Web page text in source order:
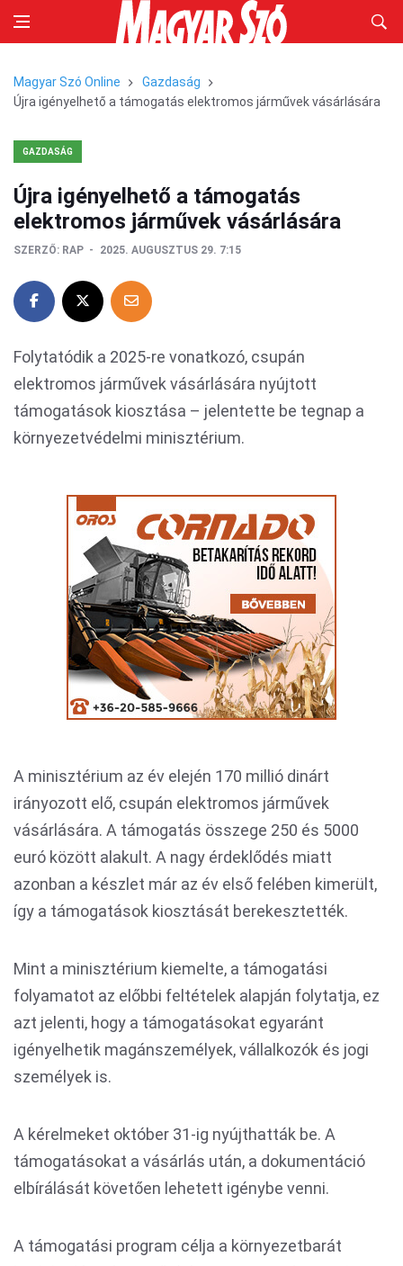
Magyar Szó Online
Gazdaság
Újra igényelhető a támogatás elektromos járművek vásárlására
GAZDASÁG
Újra igényelhető a támogatás
elektromos járművek vásárlására
SZERZŐ: RAP 2025. AUGUSZTUS 29. 7:15
Folytatódik a 2025-re vonatkozó, csupán
elektromos járművek vásárlására nyújtott
támogatások kiosztása – jelentette be tegnap a
környezetvédelmi minisztérium.
A minisztérium az év elején 170 millió dinárt
irányozott elő, csupán elektromos járművek
vásárlására. A támogatás összege 250 és 5000
euró között alakult. A nagy érdeklődés miatt
azonban a készlet már az év első felében kimerült,
így a támogatások kiosztását berekesztették.
Mint a minisztérium kiemelte, a támogatási
folyamatot az előbbi feltételek alapján folytatja, ez
azt jelenti, hogy a támogatásokat egyaránt
igényelhetik magánszemélyek, vállalkozók és jogi
személyek is.
A kérelmeket október 31-ig nyújthatták be. A
támogatásokat a vásárlás után, a dokumentáció
elbírálását követően lehetett igénybe venni.
A támogatási program célja a környezetbarát